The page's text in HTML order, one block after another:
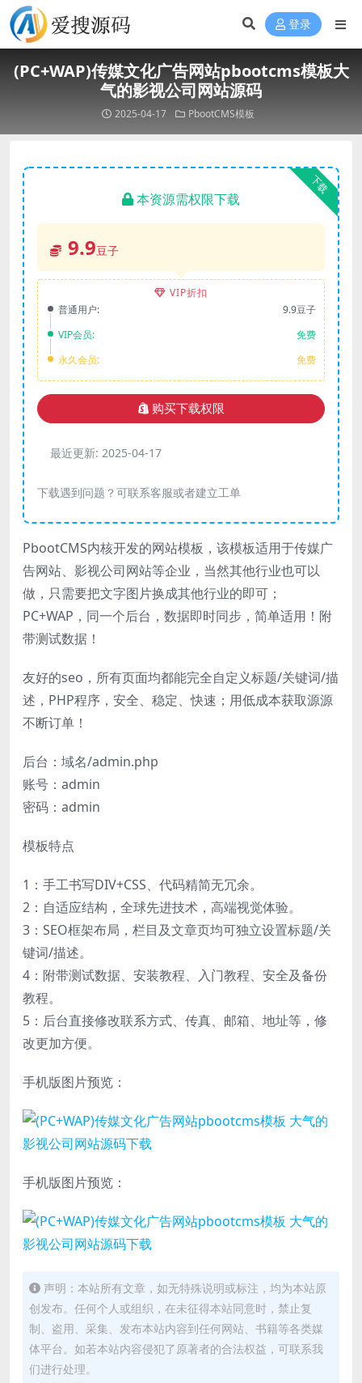
登录
(PC+WAP)传媒文化广告网站pbootcms模板大
气的影视公司网站源码
2025-04-17 PbootCMS模板
下载
本资源需权限下载
9.9豆子
VIP折扣
普通用户:
9.9豆子
VIP会员:
免费
永久会员:
免费
购买下载权限
最近更新: 2025-04-17
下载遇到问题？可联系客服或者建立工单
PbootCMS内核开发的网站模板，该模板适用于传媒广
告网站、影视公司网站等企业，当然其他行业也可以
做，只需要把文字图片换成其他行业的即可；
PC+WAP，同一个后台，数据即时同步，简单适用！附
带测试数据！
友好的seo，所有页面均都能完全自定义标题/关键词/描
述，PHP程序，安全、稳定、快速；用低成本获取源源
不断订单！
后台：域名/admin.php
账号：admin
密码：admin
模板特点
1：手工书写DIV+CSS、代码精简无冗余。
2：自适应结构，全球先进技术，高端视觉体验。
3：SEO框架布局，栏目及文章页均可独立设置标题/关
键词/描述。
4：附带测试数据、安装教程、入门教程、安全及备份
教程。
5：后台直接修改联系方式、传真、邮箱、地址等，修
改更加方便。
手机版图片预览：
手机版图片预览：
声明：本站所有文章，如无特殊说明或标注，均为本站原
创发布。任何个人或组织，在未征得本站同意时，禁止复
制、盗用、采集、发布本站内容到任何网站、书籍等各类媒
体平台。如若本站内容侵犯了原著者的合法权益，可联系我
们进行处理。